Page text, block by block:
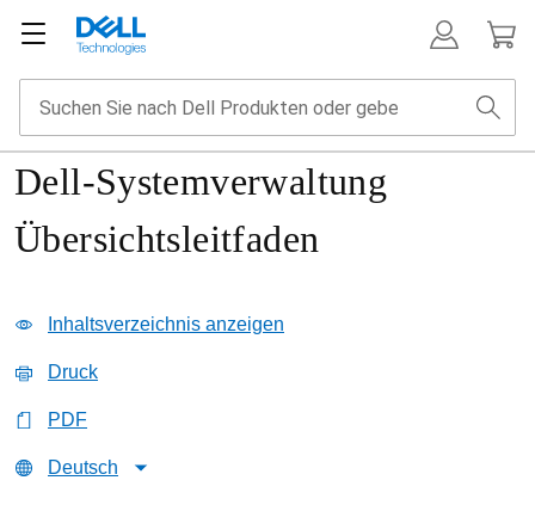
Dell-Systemverwaltung
Übersichtsleitfaden
Inhaltsverzeichnis anzeigen
Druck
PDF
Deutsch